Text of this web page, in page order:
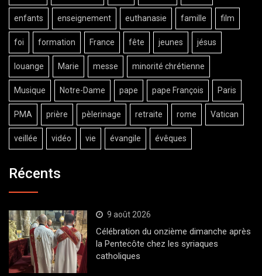
enfants enseignement euthanasie famille film
foi formation France fête jeunes jésus
louange Marie messe minorité chrétienne
Musique Notre-Dame pape pape François Paris
PMA prière pèlerinage retraite rome Vatican
veillée vidéo vie évangile évêques
Récents
9 août 2026
Célébration du onzième dimanche après
la Pentecôte chez les syriaques
catholiques